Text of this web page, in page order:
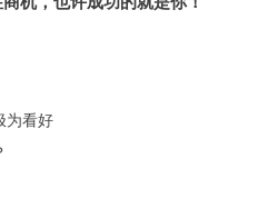
为看好